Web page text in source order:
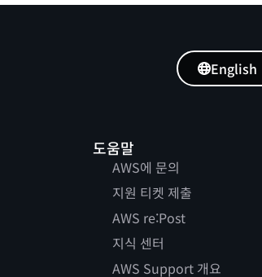
도움말
AWS에 문의
지원 티켓 제출
AWS re:Post
지식 센터
AWS Support 개요
English